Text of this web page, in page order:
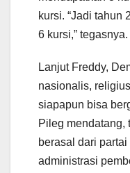
kursi. “Jadi tahun
6 kursi,” tegasnya.
Lanjut Freddy,
nasionalis,
siapapun bisa
Pileg mendatang,
berasal dari
administrasi